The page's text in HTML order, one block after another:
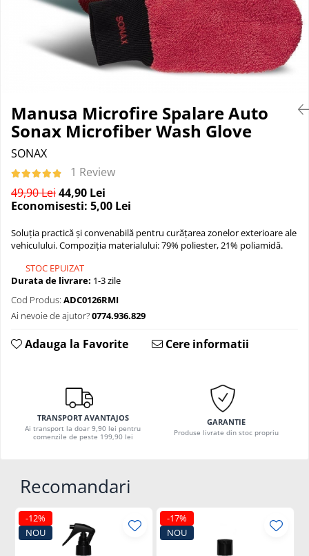
Organizatoare auto
Parasolare si jaluzele
Suporturi bauturi
Tratament Hidrofob
Manusa Microfire Spalare Auto
Sonax Microfiber Wash Glove
SONAX
1 Review
49,90 Lei44,90 Lei
Economisesti: 5,00 Lei
Soluția practică și convenabilă pentru curățarea zonelor exterioare ale
vehiculului. Compoziția materialului: 79% poliester, 21% poliamidă.
STOC EPUIZAT
Durata de livrare: 1-3 zile
Cod Produs: ADC0126RMI
Ai nevoie de ajutor?0774.936.829
Adauga la Favorite Cere informatii
TRANSPORT AVANTAJOS
Ai transport la doar 9,90 lei pentru
comenzile de peste 199,90 lei
GARANTIE
Produse livrate din stoc propriu
Recomandari
-12%
NOU
-17%
NOU